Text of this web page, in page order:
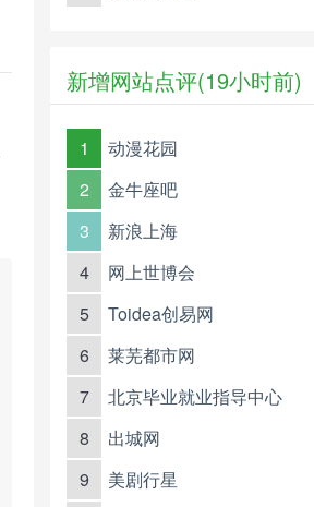
新增网站点评(19小时前)
1 动漫花园
2 金牛座吧
3 新浪上海
4 网上世博会
5 Toidea创易网
6 莱芜都市网
7 北京毕业就业指导中心
8 出城网
9 美剧行星